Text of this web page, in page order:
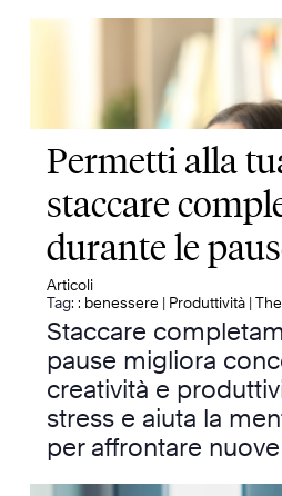
Permetti alla
staccare
durante le
Articoli
Tag: : benessere | Produttività |
Staccare
pause migliora
creatività e
stress e aiuta la
per affrontare